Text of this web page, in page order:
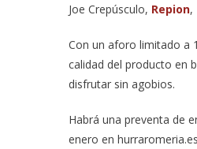
Joe Crepúsculo, Repion,
Con un aforo limitado a
calidad del producto en
disfrutar sin agobios.
Habrá una preventa de
enero en